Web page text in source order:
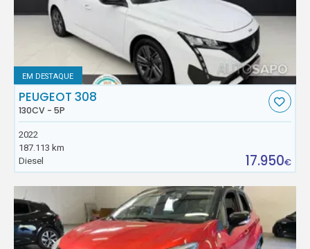
EM DESTAQUE
PEUGEOT 308
130CV - 5P
2022
187.113 km
Diesel
17.950€